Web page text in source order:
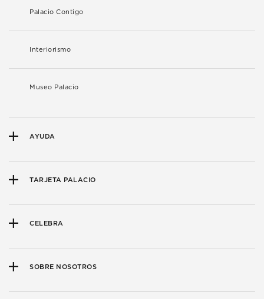
Palacio Contigo
Interiorismo
Museo Palacio
AYUDA
TARJETA PALACIO
CELEBRA
SOBRE NOSOTROS